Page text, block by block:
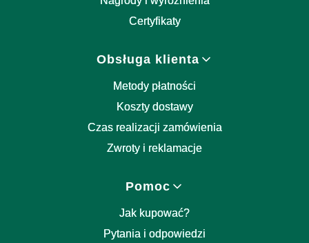
Certyfikaty
Obsługa klienta
Metody płatności
Koszty dostawy
Czas realizacji zamówienia
Zwroty i reklamacje
Pomoc
Jak kupować?
Pytania i odpowiedzi